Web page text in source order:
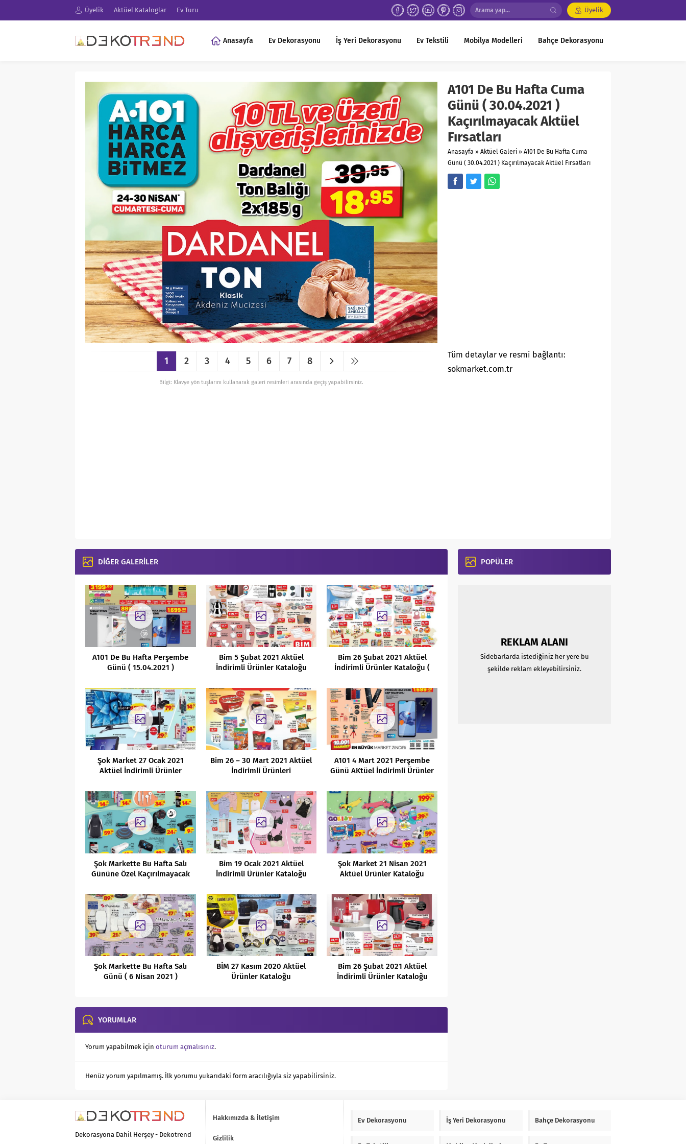
Üyelik Aktüel Kataloglar Ev Turu Üyelik
Anasayfa Ev Dekorasyonu İş Yeri Dekorasyonu Ev Tekstili Mobilya Modelleri Bahçe Dekorasyonu
1 2 3 4 5 6 7 8
Bilgi: Klavye yön tuşlarını kullanarak galeri resimleri arasında geçiş yapabilirsiniz.
A101 De Bu Hafta Cuma
Günü ( 30.04.2021 )
Kaçırılmayacak Aktüel
Fırsatları
Anasayfa » Aktüel Galeri » A101 De Bu Hafta Cuma
Günü ( 30.04.2021 ) Kaçırılmayacak Aktüel Fırsatları
Tüm detaylar ve resmi bağlantı:
sokmarket.com.tr
DİĞER GALERİLER
A101 De Bu Hafta Perşembe
Günü ( 15.04.2021 )
Bim 5 Şubat 2021 Aktüel
İndirimli Ürünler Kataloğu
Bim 26 Şubat 2021 Aktüel
İndirimli Ürünler Kataloğu (
Şok Market 27 Ocak 2021
Aktüel İndirimli Ürünler
Bim 26 – 30 Mart 2021 Aktüel
İndirimli Ürünleri
A101 4 Mart 2021 Perşembe
Günü AKtüel İndirimli Ürünler
Şok Markette Bu Hafta Salı
Gününe Özel Kaçırılmayacak
Bim 19 Ocak 2021 Aktüel
İndirimli Ürünler Kataloğu
Şok Market 21 Nisan 2021
Aktüel Ürünler Kataloğu
Şok Markette Bu Hafta Salı
Günü ( 6 Nisan 2021 )
BİM 27 Kasım 2020 Aktüel
Ürünler Kataloğu
Bim 26 Şubat 2021 Aktüel
İndirimli Ürünler Kataloğu
YORUMLAR
Yorum yapabilmek için oturum açmalısınız.
Henüz yorum yapılmamış. İlk yorumu yukarıdaki form aracılığıyla siz yapabilirsiniz.
POPÜLER
REKLAM ALANI
Sidebarlarda istediğiniz her yere bu
şekilde reklam ekleyebilirsiniz.
Dekorasyona Dahil Herşey - Dekotrend
Hakkımızda & İletişim
Gizlilik
Ev Dekorasyonu İş Yeri Dekorasyonu Bahçe Dekorasyonu